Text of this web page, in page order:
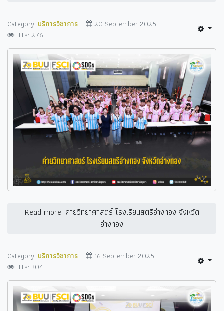
Category: บริการวิชาการ
20 September 2025
Hits: 276
Read more: ค่ายวิทยาศาสตร์ โรงเรียนสตรีอ่างทอง จังหวัด
อ่างทอง
Category: บริการวิชาการ
16 September 2025
Hits: 304